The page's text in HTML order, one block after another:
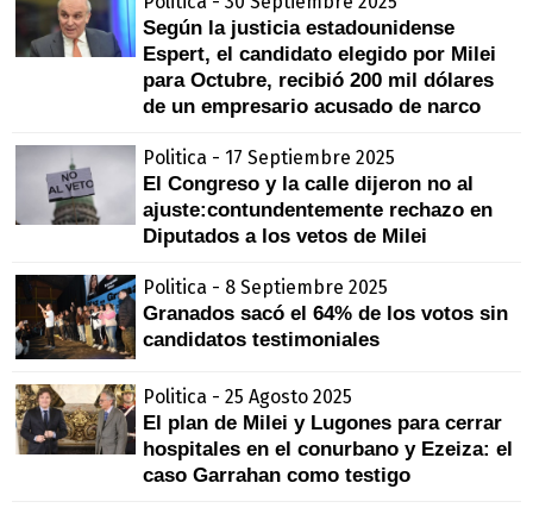
Según la justicia estadounidense
Espert, el candidato elegido por Milei
para Octubre, recibió 200 mil dólares
de un empresario acusado de narco
Politica - 17 Septiembre 2025
El Congreso y la calle dijeron no al
ajuste:contundentemente rechazo en
Diputados a los vetos de Milei
Politica - 8 Septiembre 2025
Granados sacó el 64% de los votos sin
candidatos testimoniales
Politica - 25 Agosto 2025
El plan de Milei y Lugones para cerrar
hospitales en el conurbano y Ezeiza: el
caso Garrahan como testigo